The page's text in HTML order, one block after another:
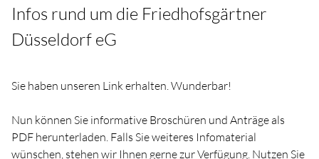
Infos rund um die Friedhofsgärtner
Düsseldorf eG
Sie haben unseren Link erhalten. Wunderbar!
Nun können Sie informative Broschüren und Anträge als
PDF herunterladen. Falls Sie weiteres Infomaterial
wünschen, stehen wir Ihnen gerne zur Verfügung. Nutzen Sie